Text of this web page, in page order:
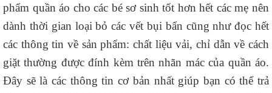
phẩm quần áo cho các bé sơ sinh tốt hơn hết các mẹ nên
dành thời gian loại bỏ các vết bụi bẩn cũng như đọc hết
các thông tin về sản phẩm: chất liệu vải, chỉ dẫn về cách
giặt thường được đính kèm trên nhãn mác của quần áo.
Đây sẽ là các thông tin cơ bản nhất giúp bạn có thể trả